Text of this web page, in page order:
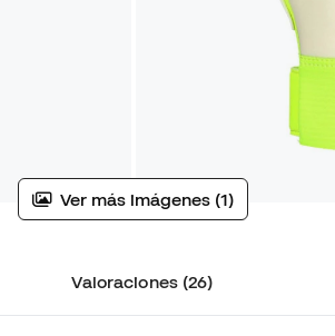
Ver más imágenes (1)
Valoraciones (26)